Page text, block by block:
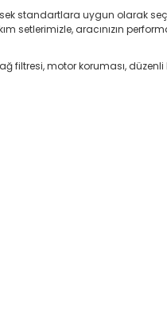
standartlara uygun olarak
setlerimizle, aracınızın
filtresi, motor koruması,